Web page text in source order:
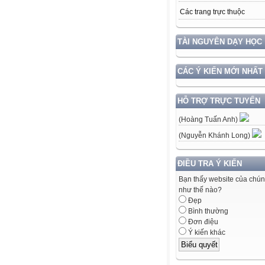
Các trang trực thuộc
TÀI NGUYÊN DẠY HỌC
CÁC Ý KIẾN MỚI NHẤT
HỖ TRỢ TRỰC TUYẾN
(Hoàng Tuấn Anh)
(Nguyễn Khánh Long)
ĐIỀU TRA Ý KIẾN
Bạn thấy website của
như thế nào?
Đẹp
Bình thường
Đơn điệu
Ý kiến khác